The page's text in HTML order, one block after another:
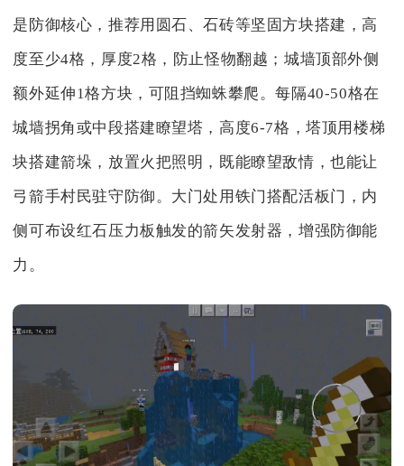
是防御核心，推荐用圆石、石砖等坚固方块搭建，高
度至少4格，厚度2格，防止怪物翻越；城墙顶部外侧
额外延伸1格方块，可阻挡蜘蛛攀爬。每隔40-50格在
城墙拐角或中段搭建瞭望塔，高度6-7格，塔顶用楼梯
块搭建箭垛，放置火把照明，既能瞭望敌情，也能让
弓箭手村民驻守防御。大门处用铁门搭配活板门，内
侧可布设红石压力板触发的箭矢发射器，增强防御能
力。